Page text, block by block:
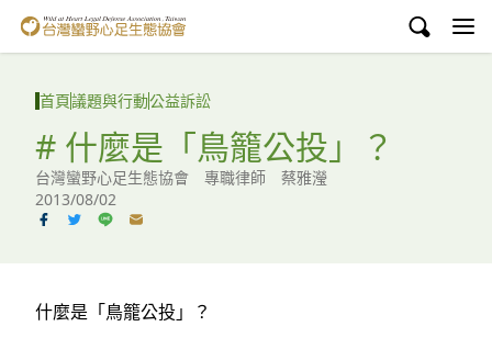
台灣蠻野心足生態協會
議題與行動
環境教育
白海豚媽祖宮
首頁議題與行動公益訴訟
# 什麼是「鳥籠公投」？
台灣蠻野心足生態協會 專職律師 蔡雅瀅
2013/08/02
什麼是「鳥籠公投」？